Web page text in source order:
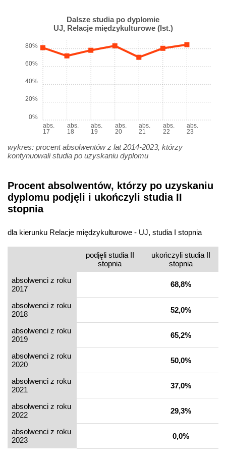
Dalsze studia po dyplomie
UJ, Relacje międzykulturowe (Ist.)
abs.
17
abs.
18
abs.
19
abs.
20
abs.
21
abs.
22
abs.
23
0%
20%
40%
60%
80%
wykres: procent absolwentów z lat 2014-2023, którzy
kontynuowali studia po uzyskaniu dyplomu
Procent absolwentów, którzy po uzyskaniu
dyplomu podjęli i ukończyli studia II
stopnia
dla kierunku Relacje międzykulturowe - UJ, studia I stopnia
podjęli studia II
stopnia
ukończyli studia II
stopnia
absolwenci z roku
2017
68,8%
absolwenci z roku
2018
52,0%
absolwenci z roku
2019
65,2%
absolwenci z roku
2020
50,0%
absolwenci z roku
2021
37,0%
absolwenci z roku
2022
29,3%
absolwenci z roku
2023
0,0%